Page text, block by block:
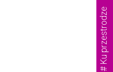
# Ku przestrodze